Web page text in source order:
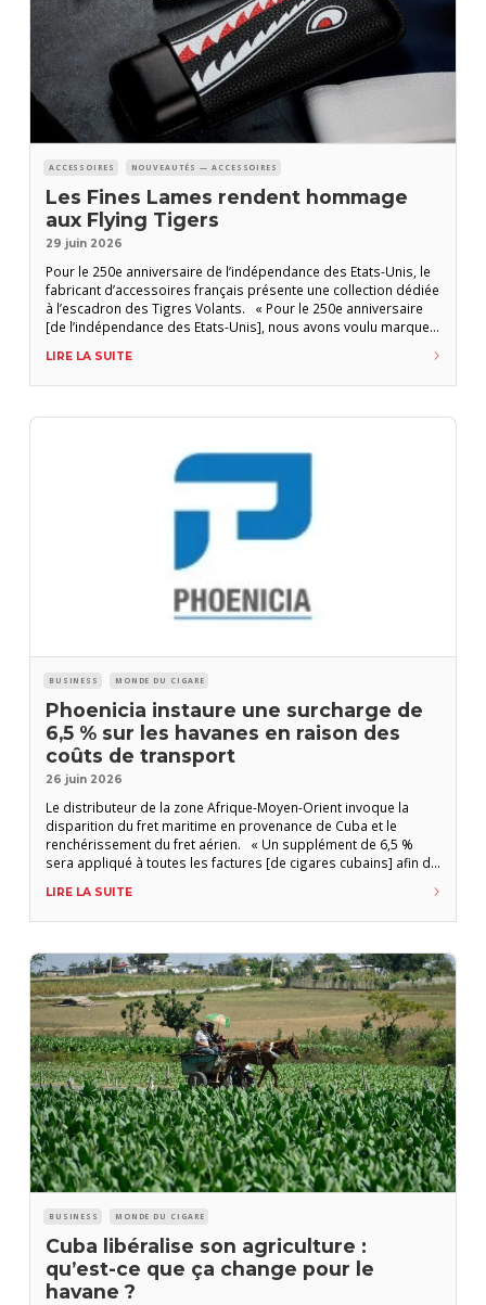
ACCESSOIRES NOUVEAUTÉS — ACCESSOIRES
Les Fines Lames rendent hommage
aux Flying Tigers
29 juin 2026
Pour le 250e anniversaire de l’indépendance des Etats-Unis, le
fabricant d’accessoires français présente une collection dédiée
à l’escadron des Tigres Volants. « Pour le 250e anniversaire
[de l’indépendance des Etats-Unis], nous avons voulu marquer
années, écrivent Les Fines Lames dans un communiqué. À nos
yeux, il s’agit
LIRE LA SUITE
BUSINESS MONDE DU CIGARE
Phoenicia instaure une surcharge de
6,5 % sur les havanes en raison des
coûts de transport
26 juin 2026
Le distributeur de la zone Afrique-Moyen-Orient invoque la
disparition du fret maritime en provenance de Cuba et le
renchérissement du fret aérien. « Un supplément de 6,5 %
sera appliqué à toutes les factures [de cigares cubains] afin de
annonce Phoenicia dans un mail adressé à ses clients. « La
LIRE LA SUITE
BUSINESS MONDE DU CIGARE
Cuba libéralise son agriculture :
qu’est-ce que ça change pour le
havane ?